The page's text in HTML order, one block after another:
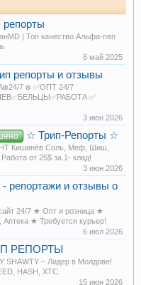
| Топ качество Альфа-пвп
6 май 2025
репорты и отзывы
7 ❄️ ✅ОПТ 24/7
✅
3 июн 2026
☆ Трип-Репорты ☆
Кишинёв Соль, Меф, Шиш,
от 25$ за 1- клад!
3 июн 2026
- репортажи и отзывы о
24/7 ★ Опт и розница ★
★ Требуется курьер!
6 июл 2026
РЕПОРТЫ
SHAWTY – Лидер в Молдове!
HASH, XTC.
15 июн 2026